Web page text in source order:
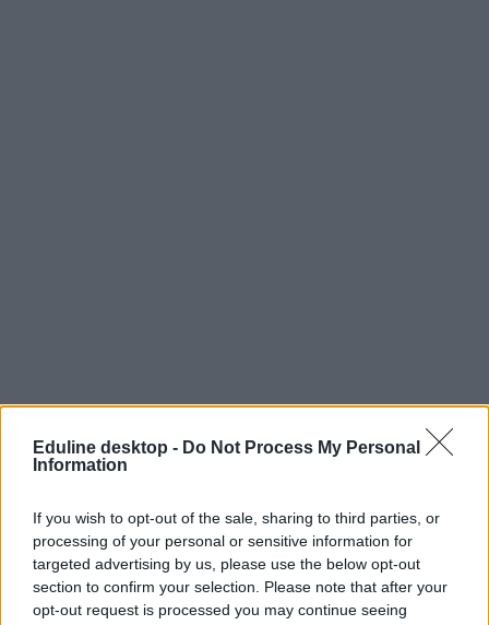
Eduline desktop - Do Not Process My Personal
Information
If you wish to opt-out of the sale, sharing to third parties, or
processing of your personal or sensitive information for
targeted advertising by us, please use the below opt-out
section to confirm your selection. Please note that after your
opt-out request is processed you may continue seeing